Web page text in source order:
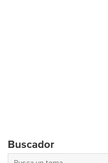
Buscador